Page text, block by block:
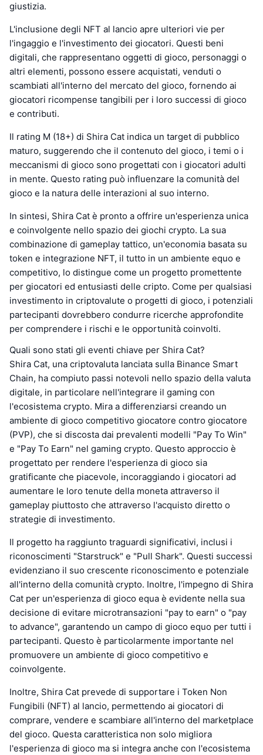
giustizia.
L'inclusione degli NFT al lancio apre ulteriori vie per
l'ingaggio e l'investimento dei giocatori. Questi beni
digitali, che rappresentano oggetti di gioco, personaggi o
altri elementi, possono essere acquistati, venduti o
scambiati all'interno del mercato del gioco, fornendo ai
giocatori ricompense tangibili per i loro successi di gioco
e contributi.
Il rating M (18+) di Shira Cat indica un target di pubblico
maturo, suggerendo che il contenuto del gioco, i temi o i
meccanismi di gioco sono progettati con i giocatori adulti
in mente. Questo rating può influenzare la comunità del
gioco e la natura delle interazioni al suo interno.
In sintesi, Shira Cat è pronto a offrire un'esperienza unica
e coinvolgente nello spazio dei giochi crypto. La sua
combinazione di gameplay tattico, un'economia basata su
token e integrazione NFT, il tutto in un ambiente equo e
competitivo, lo distingue come un progetto promettente
per giocatori ed entusiasti delle cripto. Come per qualsiasi
investimento in criptovalute o progetti di gioco, i potenziali
partecipanti dovrebbero condurre ricerche approfondite
per comprendere i rischi e le opportunità coinvolti.
Quali sono stati gli eventi chiave per Shira Cat?
Shira Cat, una criptovaluta lanciata sulla Binance Smart
Chain, ha compiuto passi notevoli nello spazio della valuta
digitale, in particolare nell'integrare il gaming con
l'ecosistema crypto. Mira a differenziarsi creando un
ambiente di gioco competitivo giocatore contro giocatore
(PVP), che si discosta dai prevalenti modelli "Pay To Win"
e "Pay To Earn" nel gaming crypto. Questo approccio è
progettato per rendere l'esperienza di gioco sia
gratificante che piacevole, incoraggiando i giocatori ad
aumentare le loro tenute della moneta attraverso il
gameplay piuttosto che attraverso l'acquisto diretto o
strategie di investimento.
Il progetto ha raggiunto traguardi significativi, inclusi i
riconoscimenti "Starstruck" e "Pull Shark". Questi successi
evidenziano il suo crescente riconoscimento e potenziale
all'interno della comunità crypto. Inoltre, l'impegno di Shira
Cat per un'esperienza di gioco equa è evidente nella sua
decisione di evitare microtransazioni "pay to earn" o "pay
to advance", garantendo un campo di gioco equo per tutti i
partecipanti. Questo è particolarmente importante nel
promuovere un ambiente di gioco competitivo e
coinvolgente.
Inoltre, Shira Cat prevede di supportare i Token Non
Fungibili (NFT) al lancio, permettendo ai giocatori di
comprare, vendere e scambiare all'interno del marketplace
del gioco. Questa caratteristica non solo migliora
l'esperienza di gioco ma si integra anche con l'ecosistema